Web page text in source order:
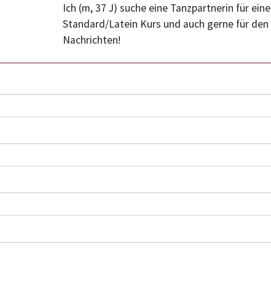
Ich (m, 37 J) suche eine Tanzpartnerin für
Standard/Latein Kurs und auch gerne für
Nachrichten!